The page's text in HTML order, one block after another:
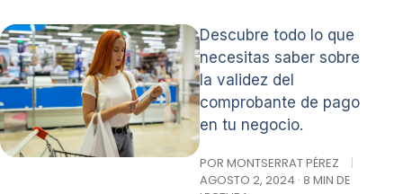
Descubre todo lo que
necesitas saber sobre
la validez del
comprobante de pago
en tu negocio.
POR MONTSERRAT PÉREZ
|
AGOSTO 2, 2024 · 8 MIN DE